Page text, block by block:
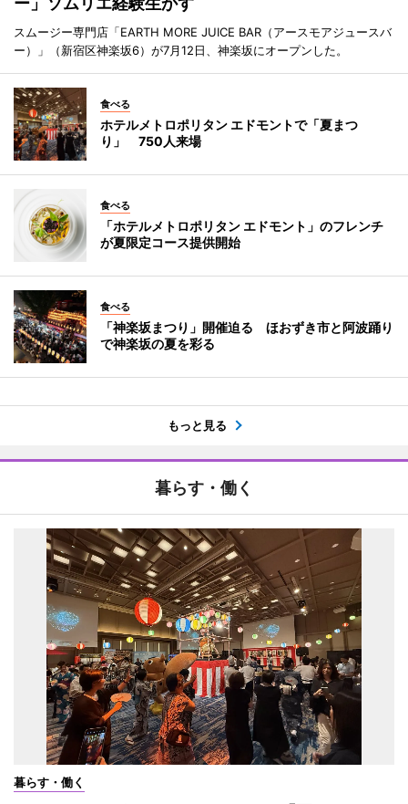
スムージー専門店「EARTH MORE JUICE BAR（アースモアジュースバ
ー）」（新宿区神楽坂6）が7月12日、神楽坂にオープンした。
食べる
ホテルメトロポリタン エドモントで「夏まつ
り」 750人来場
食べる
「ホテルメトロポリタン エドモント」のフレンチ
が夏限定コース提供開始
食べる
「神楽坂まつり」開催迫る ほおずき市と阿波踊り
で神楽坂の夏を彩る
もっと見る
暮らす・働く
暮らす・働く